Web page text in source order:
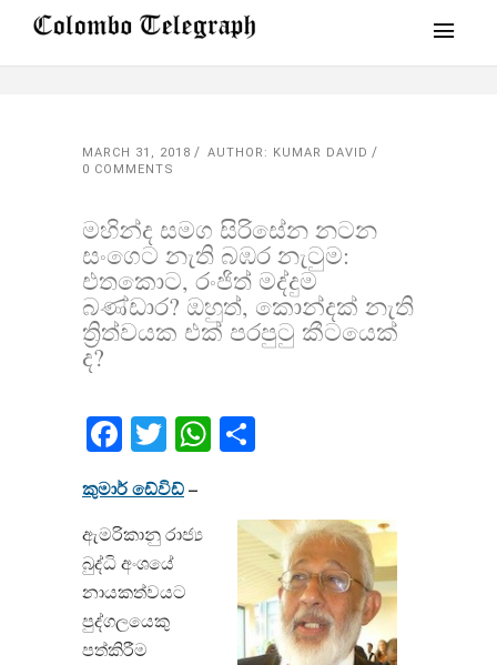
MARCH 31, 2018
AUTHOR: KUMAR DAVID
0 COMMENTS
මහින්ද සමග සිරිසේන නටන
සංගෙට නැති බඹර​ නැටුම:
එතකොට, රංජිත් මද්දුම
බණ්ඩාර? ඔහුත්, කොන්දක් නැති
ත්‍රිත්වයක​ එක් පරපුටු කීටයෙක්
ද?
Facebook
TwitterWhatsApp
කුමාර් ඩේවිඩ්–
ඇමරිකානු රාජ්‍ය
බුද්ධි අංශයේ
නායකත්වයට
පුද්ගලයෙකු
පත්කිරීම